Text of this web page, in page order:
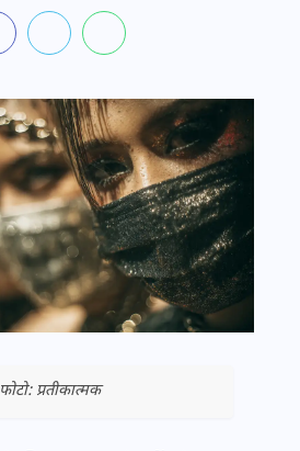
फोटो: प्रतीकात्मक